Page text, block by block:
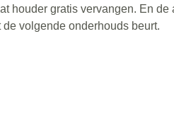
houder gratis vervangen. En de
volgende onderhouds beurt.